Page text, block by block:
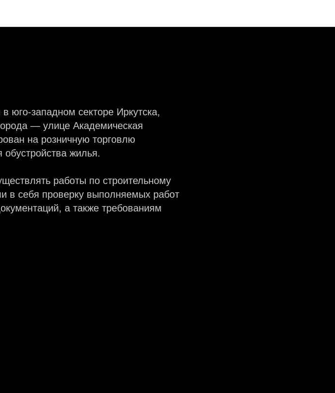
юго-западном секторе Иркутска,
— улице Академическая
на розничную торговлю
жилья.
работы по строительному
в себя проверку выполняемых работ
а также требованиям